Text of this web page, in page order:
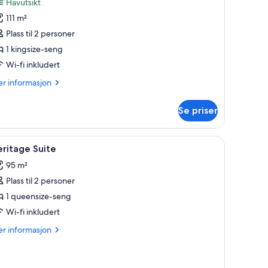
Havutsikt
111 m²
Plass til 2 personer
1 kingsize-seng
Wi-fi inkludert
informasjon
Se priser
Allergitestet sengetøy, minibarvarer
3 Suite
95 m²
Plass til 2 personer
1 queensize-seng
Wi-fi inkludert
informasjon